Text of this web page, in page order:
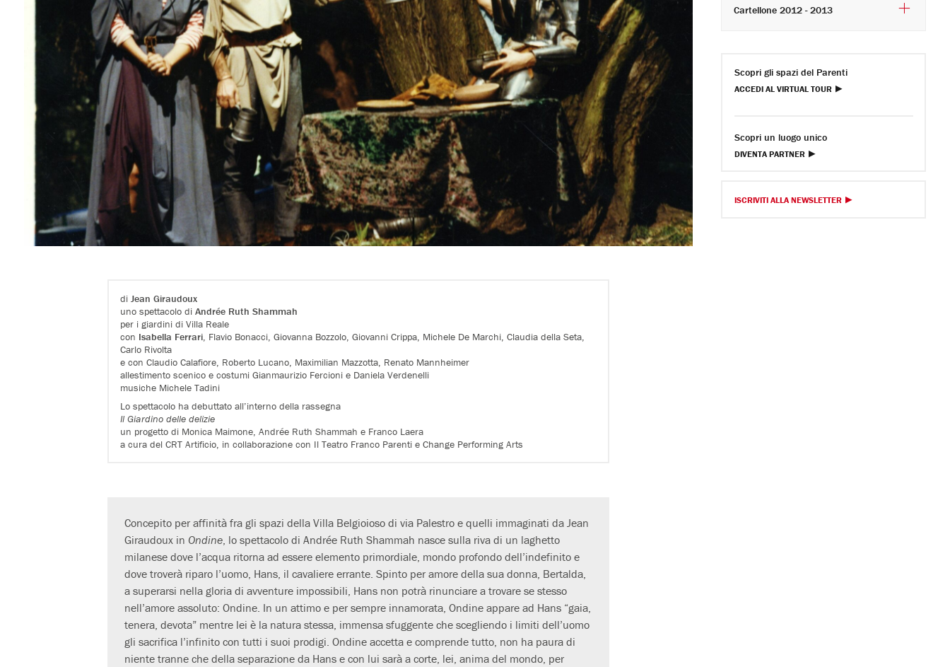
diJean Giraudoux
uno spettacolo diAndrée Ruth Shammah
per i giardini di Villa Reale
con Isabella Ferrari, Flavio Bonacci, Giovanna Bozzolo, Giovanni Crippa, Michele De Marchi, Claudia della Seta,
Carlo Rivolta
e con Claudio Calafiore, Roberto Lucano, Maximilian Mazzotta, Renato Mannheimer
allestimento scenico e costumi Gianmaurizio Fercioni e Daniela Verdenelli
musiche Michele Tadini
Lo spettacolo ha debuttato all’interno della rassegna
Il Giardino delle delizie
un progetto di Monica Maimone, Andrée Ruth Shammah e Franco Laera
a cura del CRT Artificio, in collaborazione con Il Teatro Franco Parenti e Change Performing Arts
Concepito per affinità fra gli spazi della Villa Belgioioso di via Palestro e quelli immaginati da Jean
Giraudoux in Ondine, lo spettacolo di Andrée Ruth Shammah nasce sulla riva di un laghetto
milanese dove l’acqua ritorna ad essere elemento primordiale, mondo profondo dell’indefinito e
dove troverà riparo l’uomo, Hans, il cavaliere errante. Spinto per amore della sua donna, Bertalda,
a superarsi nella gloria di avventure impossibili, Hans non potrà rinunciare a trovare se stesso
nell’amore assoluto: Ondine. In un attimo e per sempre innamorata, Ondine appare ad Hans “gaia,
tenera, devota” mentre lei è la natura stessa, immensa sfuggente che scegliendo i limiti dell’uomo
gli sacrifica l’infinito con tutti i suoi prodigi. Ondine accetta e comprende tutto, non ha paura di
niente tranne che della separazione da Hans e con lui sarà a corte, lei, anima del mondo, per
Cartellone 2012 - 2013
Scopri gli spazi del Parenti
ACCEDI AL VIRTUAL TOUR
Scopri un luogo unico
DIVENTA PARTNER
ISCRIVITI ALLA NEWSLETTER